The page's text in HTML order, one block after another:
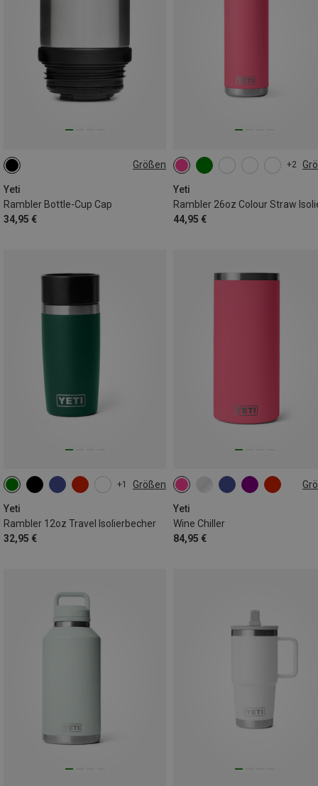
Größen
Yeti
Rambler Bottle-Cup Cap
34,95 €
ONE SIZE
+2
Yeti
44,95 €
769ML
+1 Größen
Yeti
Rambler 12oz Travel Isolierbecher
32,95 €
355ML
Yeti
Wine Chiller
84,95 €
ONE SIZE